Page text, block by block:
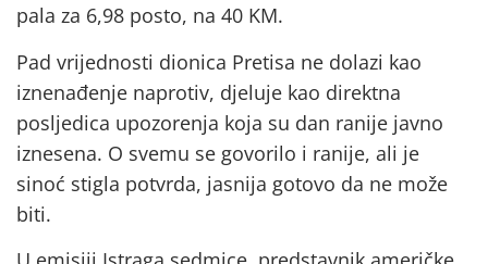
pala za 6,98 posto, na 40 KM.
Pad vrijednosti dionica Pretisa ne dolazi kao
iznenađenje naprotiv, djeluje kao direktna
posljedica upozorenja koja su dan ranije javno
iznesena. O svemu se govorilo i ranije, ali je
sinoć stigla potvrda, jasnija gotovo da ne može
biti.